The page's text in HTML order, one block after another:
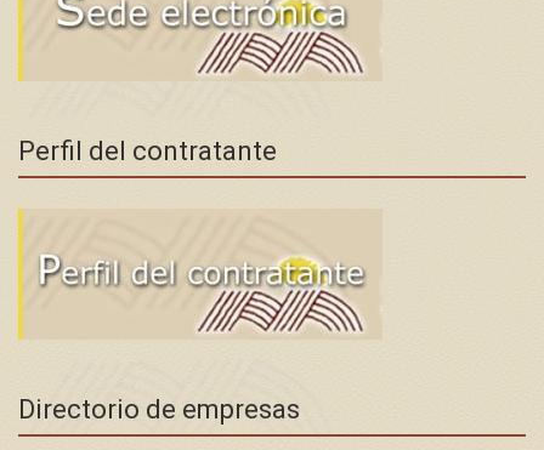
Perfil del contratante
Directorio de empresas